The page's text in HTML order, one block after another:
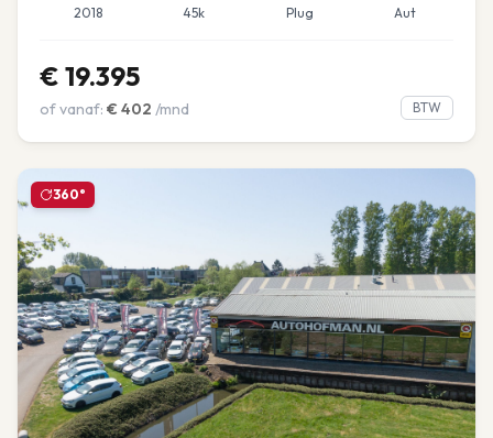
2018 45k Plug Aut
€ 19.395
of vanaf: € 402 /mnd BTW
360°